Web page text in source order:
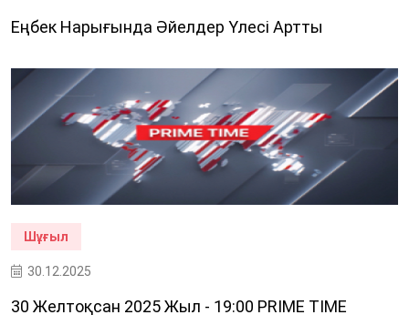
Еңбек Нарығында Әйелдер Үлесі Артты
Шұғыл
30.12.2025
30 Желтоқсан 2025 Жыл - 19:00 PRIME TIME